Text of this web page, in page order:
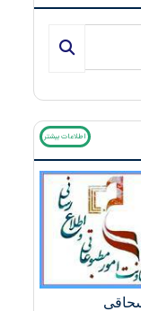
اطلاعات بیشتر